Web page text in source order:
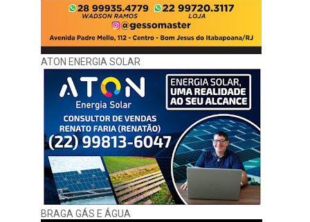
ATON ENERGIA SOLAR
BRAGA GÁS E ÁGUA